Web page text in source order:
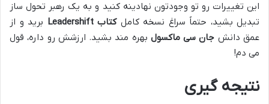
این تغییرات رو تو وجودتون نهادینه کنید و به یک رهبر تحول ساز
تبدیل بشید، حتماً سراغ نسخه کاملکتاب Leadershift
برید و از
عمق دانش جان سی ماکسول بهره مند بشید. ارزشش رو داره، قول
می دم!
نتیجه گیری